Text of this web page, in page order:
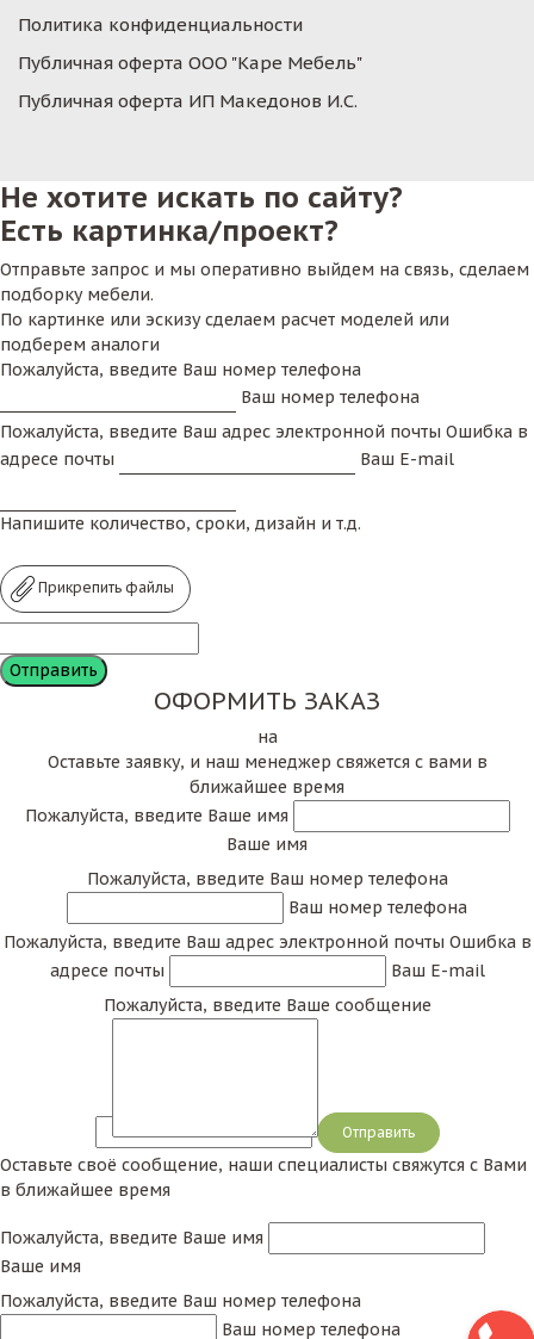
Политика конфиденциальности
Публичная оферта ООО "Каре Мебель"
Публичная оферта ИП Македонов И.С.
Не хотите искать по сайту?
Есть картинка/проект?
Отправьте запрос и мы оперативно выйдем на связь, сделаем
подборку мебели.
По картинке или эскизу сделаем расчет моделей или
подберем аналоги
Пожалуйста, введите Ваш номер телефона
Ваш номер телефона
Пожалуйста, введите Ваш адрес электронной почты Ошибка в
адресе почты
Ваш E-mail
Напишите количество, сроки, дизайн и т.д.
Прикрепить файлы
ОФОРМИТЬ ЗАКАЗ
на
Оставьте заявку, и наш менеджер свяжется с вами в
ближайшее время
Пожалуйста, введите Ваше имя
Ваше имя
Пожалуйста, введите Ваш номер телефона
Ваш номер телефона
Пожалуйста, введите Ваш адрес электронной почты Ошибка в
адресе почты
Ваш E-mail
Пожалуйста, введите Ваше сообщение
Сообщение
Оставьте своё сообщение, наши специалисты свяжутся с Вами
в ближайшее время
Пожалуйста, введите Ваше имя
Ваше имя
Пожалуйста, введите Ваш номер телефона
Ваш номер телефона